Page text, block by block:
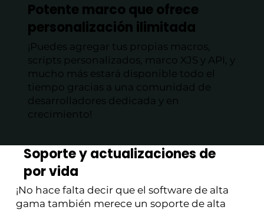
Soporte y actualizaciones de
por vida
¡No hace falta decir que el software de alta
gama también merece un soporte de alta
Potente marco que ofrece
personalización ilimitada
¡Puedes agregar tus propias macros,
scripts personalizados, marco XJS y API, y
mucho más estará disponible todo el
tiempo gracias a una comunidad de
desarrolladores dedicada y en
crecimiento!